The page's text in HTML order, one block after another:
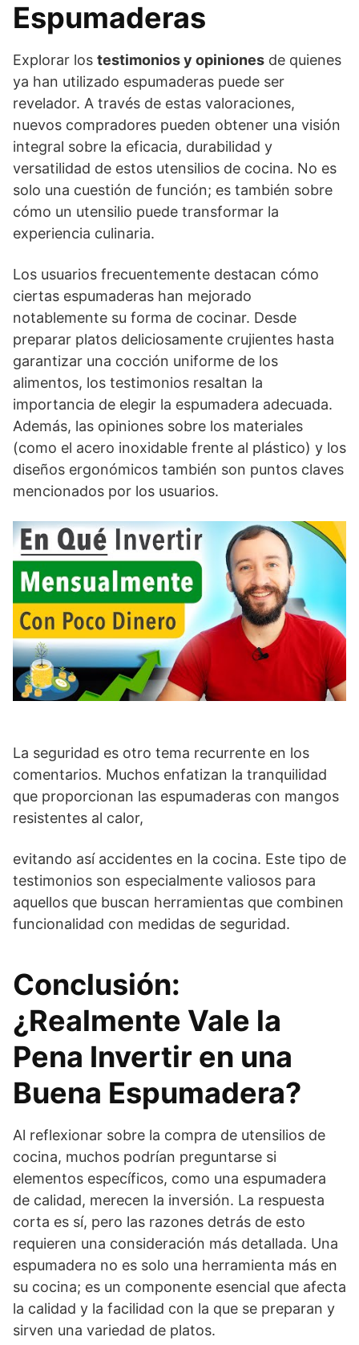
Espumaderas
Explorar los testimonios y opiniones de quienes
ya han utilizado espumaderas puede ser
revelador. A través de estas valoraciones,
nuevos compradores pueden obtener una visión
integral sobre la eficacia, durabilidad y
versatilidad de estos utensilios de cocina. No es
solo una cuestión de función; es también sobre
cómo un utensilio puede transformar la
experiencia culinaria.
Los usuarios frecuentemente destacan cómo
ciertas espumaderas han mejorado
notablemente su forma de cocinar. Desde
preparar platos deliciosamente crujientes hasta
garantizar una cocción uniforme de los
alimentos, los testimonios resaltan la
importancia de elegir la espumadera adecuada.
Además, las opiniones sobre los materiales
(como el acero inoxidable frente al plástico) y los
diseños ergonómicos también son puntos claves
mencionados por los usuarios.
La seguridad es otro tema recurrente en los
comentarios. Muchos enfatizan la tranquilidad
que proporcionan las espumaderas con mangos
resistentes al calor,
evitando así accidentes en la cocina. Este tipo de
testimonios son especialmente valiosos para
aquellos que buscan herramientas que combinen
funcionalidad con medidas de seguridad.
Conclusión:
¿Realmente Vale la
Pena Invertir en una
Buena Espumadera?
Al reflexionar sobre la compra de utensilios de
cocina, muchos podrían preguntarse si
elementos específicos, como una espumadera
de calidad, merecen la inversión. La respuesta
corta es sí, pero las razones detrás de esto
requieren una consideración más detallada. Una
espumadera no es solo una herramienta más en
su cocina; es un componente esencial que afecta
la calidad y la facilidad con la que se preparan y
sirven una variedad de platos.